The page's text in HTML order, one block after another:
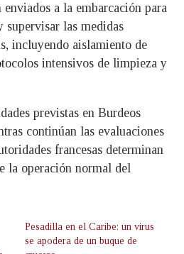
a la embarcación para
supervisar las medidas
incluyendo aislamiento de
intensivos de limpieza y
previstas en Burdeos
continúan las evaluaciones
francesas determinan
la operación normal del
Pesadilla en el Caribe: un virus
se apodera de un buque de